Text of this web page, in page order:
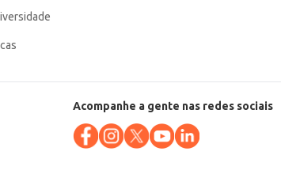
Acompanhe a gente nas redes sociais